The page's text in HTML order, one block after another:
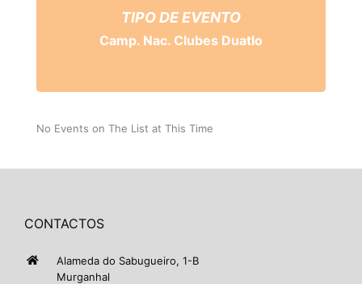
TIPO DE EVENTO
Camp. Nac. Clubes Duatlo
No Events on The List at This Time
CONTACTOS
Alameda do Sabugueiro, 1-B
Murganhal